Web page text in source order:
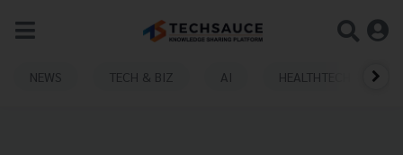
NEWS TECH & BIZ AI HEALTHTECH